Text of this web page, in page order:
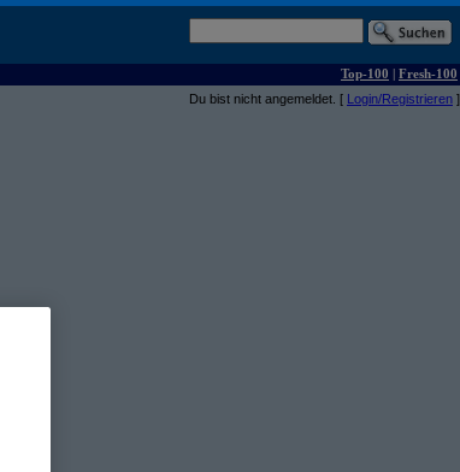
Top-100 | Fresh-100
Du bist nicht angemeldet. [ Login/Registrieren ]